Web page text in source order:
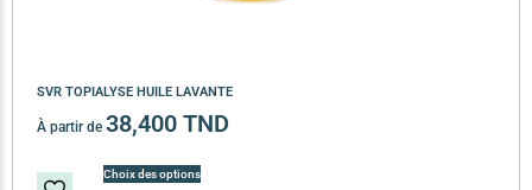
SVR TOPIALYSE HUILE LAVANTE
À partir de 38,400 TND
Choix des options